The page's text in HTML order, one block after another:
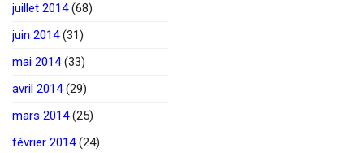
juillet 2014(68)
juin 2014(31)
mai 2014(33)
avril 2014(29)
mars 2014(25)
février 2014(24)